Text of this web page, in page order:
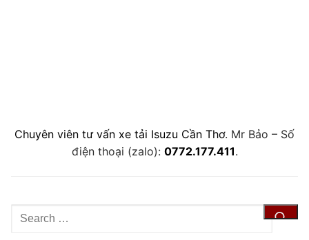
Chuyên viên tư vấn xe tải Isuzu Cần Thơ. Mr Bảo – Số
điện thoại (zalo): 0772.177.411.
Tìm
kiếm